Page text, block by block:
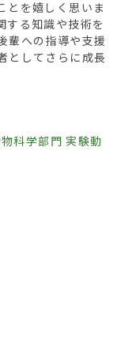
とを嬉しく思いま
する知識や技術を
輩への指導や支援
としてさらに成長
科学部門 実験動